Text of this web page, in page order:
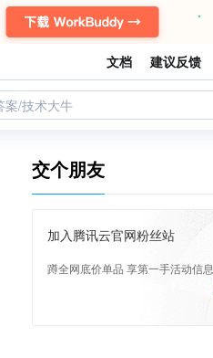
文档 建议反馈
案/技术大牛
交个朋友
加入腾讯云官网粉丝站
蹲全网底价单品 享第一手活动信息